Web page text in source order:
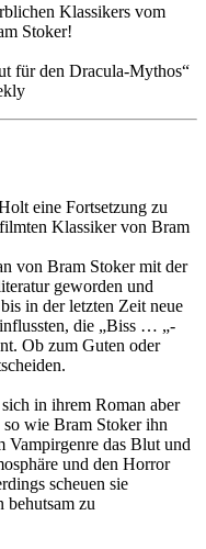
Klassikers vom
Stoker!
für den Dracula-Mythos“
eine Fortsetzung zu
Klassiker von Bram
von Bram Stoker mit der
geworden und
in der letzten Zeit neue
die „Biss … „-
Ob zum Guten oder
in ihrem Roman aber
wie Bram Stoker ihn
Vampirgenre das Blut und
und den Horror
scheuen sie
zu